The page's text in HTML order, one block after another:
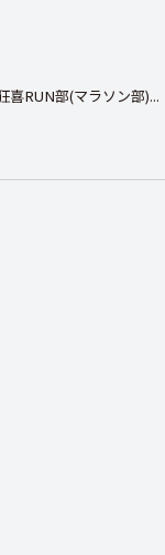
喜RUN部(マラソン部)...